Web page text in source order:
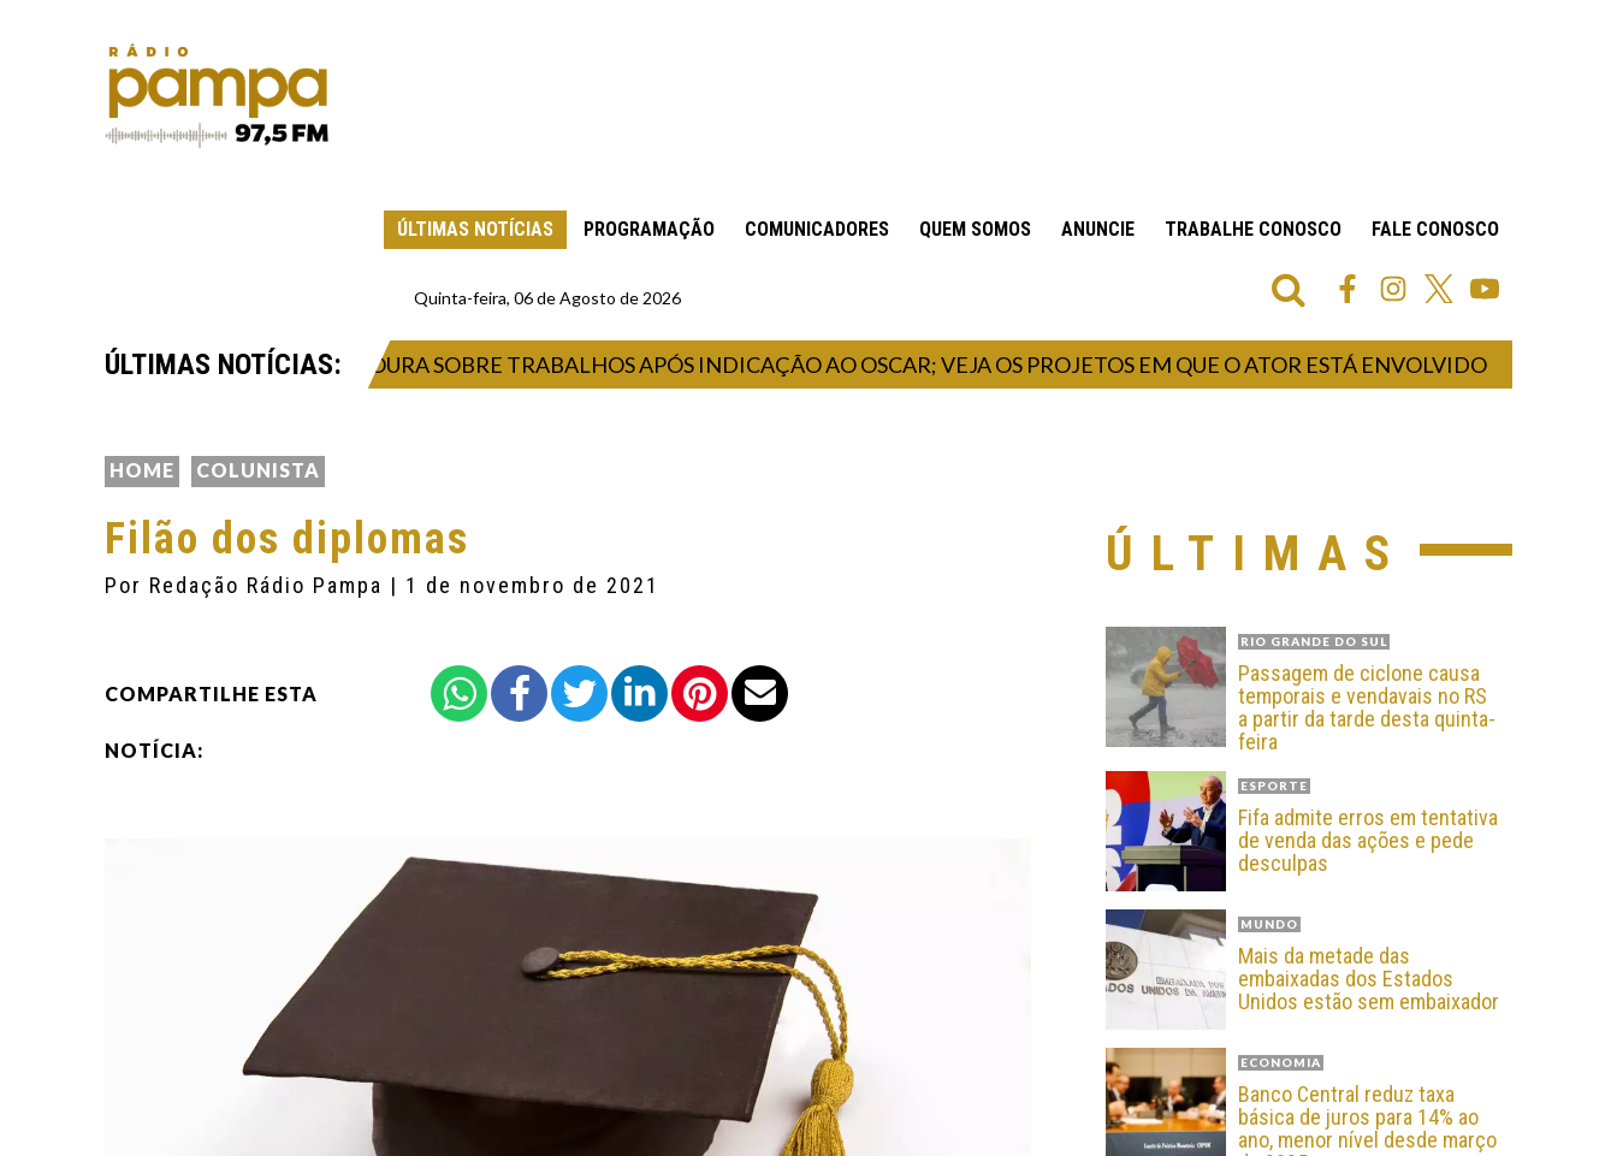
ÚLTIMAS NOTÍCIAS PROGRAMAÇÃO COMUNICADORES QUEM SOMOS ANUNCIE TRABALHE CONOSCO FALE CONOSCO
Quinta-feira, 06 de Agosto de 2026
ÚLTIMAS NOTÍCIAS:
MALUQUICE”, DIZ WAGNER MOURA SOBRE TRABALHOS APÓS INDICAÇÃO AO OSCAR; VEJA OS PROJETOS EM QUE O ATOR ESTÁ ENVOLVIDO
HOME COLUNISTA
Filão dos diplomas
Por Redação Rádio Pampa | 1 de novembro de 2021
COMPARTILHE ESTA
NOTÍCIA:
ÚLTIMAS
RIO GRANDE DO SUL
Passagem de ciclone causa
temporais e vendavais no RS
a partir da tarde desta quinta-
feira
ESPORTE
Fifa admite erros em tentativa
de venda das ações e pede
desculpas
MUNDO
Mais da metade das
embaixadas dos Estados
Unidos estão sem embaixador
ECONOMIA
Banco Central reduz taxa
básica de juros para 14% ao
ano, menor nível desde março